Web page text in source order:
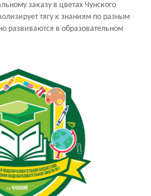
заказу в цветах Чунского
тягу к знаниям по разным
развиваются в образовательном